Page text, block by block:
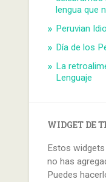
lengua que
Peruvian
Día de los
La
Lenguaje
WIDGET DE
Estos
no has
Puedes